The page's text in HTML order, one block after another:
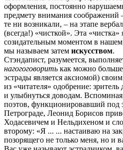
оформления, постоянно
предмету внимания соображений
те ни возникали, – на этапе
(всегда!) «чисткой». Эта
созидательным моментом в
мы называем затем искусством
Стэндапист, разумеется,
нагогоговорить как можно больше
эстрады является аксиомой)
из «читателя» одобрение: зритель
и улыбнуться доводам.
поэтов, функционировавший под
Петрограде, Леонид Борисов
Ходасевичем и Нельдихеном и
второму: «Я ... ... настаиваю на
позорящего не только меня, но и